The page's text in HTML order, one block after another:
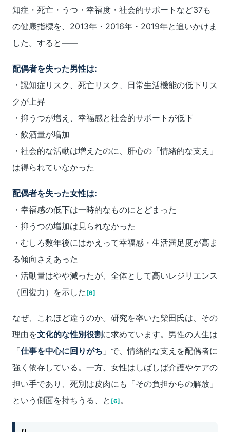
知症・死亡・うつ・幸福度・社会的サポートなど37も
の健康指標を、2013年・2016年・2019年と追いかけま
した。すると――
配偶者を失った男性は:
・認知症リスク、死亡リスク、日常生活機能の低下リス
クが上昇
・抑うつが増え、幸福感と社会的サポートが低下
・飲酒量が増加
・社会的な活動は増えたのに、肝心の「情緒的な支え」
は得られていなかった
配偶者を失った女性は:
・幸福感の低下は一時的なものにとどまった
・抑うつの増加は見られなかった
・むしろ数年後にはかえって幸福感・生活満足度が高ま
る傾向さえあった
・活動量はやや減ったが、全体として高いレジリエンス
（回復力）を示した [6]
なぜ、これほど違うのか。研究を率いた柴田氏は、その
理由を文化的な性別役割に求めています。男性の人生は
「仕事を中心に回りがち 」で、情緒的な支えを配偶者に
強く依存している。一方、女性はしばしば介護やケアの
担い手であり、死別は皮肉にも「その負担からの解放」
という側面を持ちうる、と [6] 。